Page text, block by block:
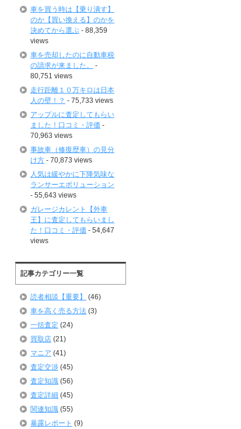
車を買う時は【乗り潰す】
のか【買い換える】のかを
決めてから選ぶ - 88,359
views
車を売却したのに自動車税
の請求が来ました。
-
80,751 views
走行距離１０万キロは日本
人の壁！？ - 75,733 views
アップルに査定してもらい
ました！口コミ・評価 -
70,963 views
事故車（修復歴車）の見分
け方 - 70,873 views
人気は緩やかに下降気味な
ランサーエボリューション
- 55,643 views
ガレージカレント【外車
王】に査定してもらいまし
た！口コミ・評価 - 54,647
views
記事カテゴリー一覧
読者相談【重要】
(46)
車を高く売る方法 (3)
一括査定 (24)
買取店 (21)
マニア (41)
査定交渉 (45)
査定知識 (56)
査定詳細 (45)
関連知識 (55)
暴露レポート (9)